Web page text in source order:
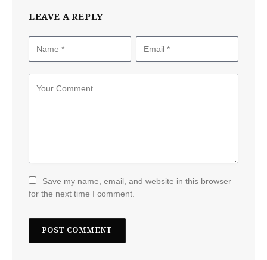
LEAVE A REPLY
Save my name, email, and website in this browser
for the next time I comment.